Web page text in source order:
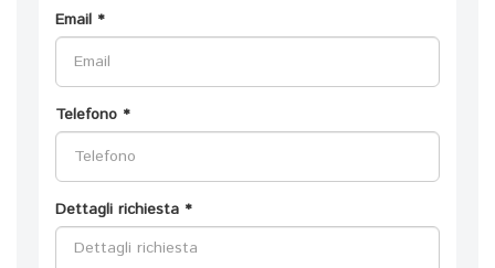
Email *
Telefono *
Dettagli richiesta *